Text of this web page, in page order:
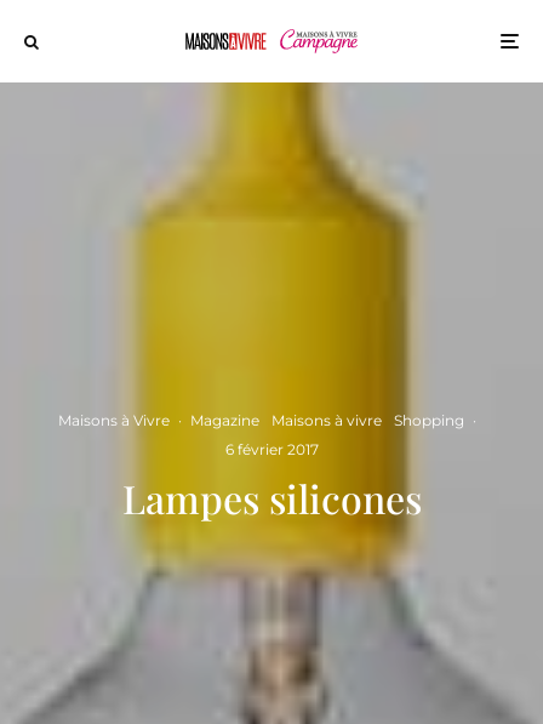
Maisons à Vivre · Magazine Maisons à vivre Shopping ·
6 février 2017
Lampes silicones